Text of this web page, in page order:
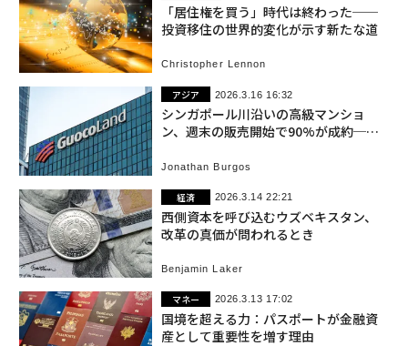
「居住権を買う」時代は終わった──
投資移住の世界的変化が示す新たな道
Christopher Lennon
アジア 2026.3.16 16:32
シンガポール川沿いの高級マンショ
ン、週末の販売開始で90%が成約──
Jonathan Burgos
経済 2026.3.14 22:21
西側資本を呼び込むウズベキスタン、
改革の真価が問われるとき
Benjamin Laker
マネー 2026.3.13 17:02
国境を超える力：パスポートが金融資
産として重要性を増す理由